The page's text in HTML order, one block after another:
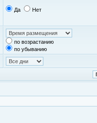
Да Нет
по возрастанию
по убыванию